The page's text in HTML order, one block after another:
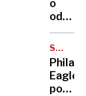
Znoj
o
s
SUPER
BOWL
Eagles